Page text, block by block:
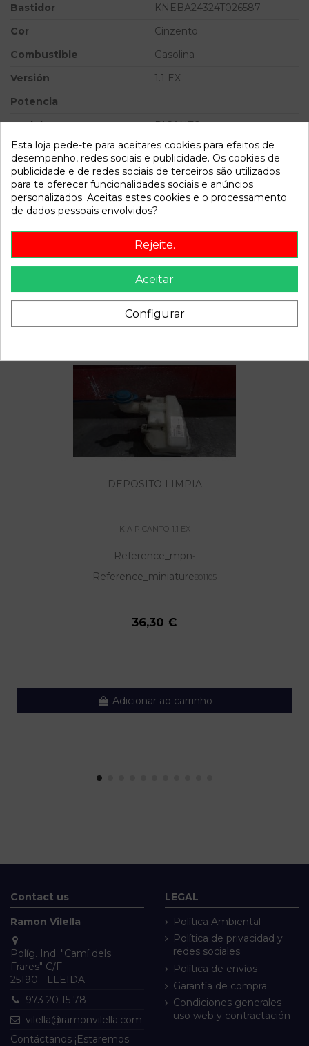
Bastidor
KNEBA24324T026587
Cor
Cinzento
Combustible
Gasolina
Versión
1.1 EX
Potencia
Modelo
PICANTO
Referência 801106
Disponível a partir de: 2022-04-06
Descrição
Recambio de deposito expansion para kia picanto 1.1 ex
referencia OEM IAM
Também poderá gostar
DEPOSITO LIMPIA
KIA PICANTO 1.1 EX
Reference_mpn-
Reference_miniature801105
36,30 €
Adicionar ao carrinho
Contact us
Ramon Vilella
Políg. Ind. "Camí dels
Frares" C/F
25190 - LLEIDA
973 20 15 78
vilella@ramonvilella.com
Contáctanos ¡Estaremos
LEGAL
Política Ambiental
Política de privacidad y
redes sociales
Política de envíos
Garantía de compra
Condiciones generales
uso web y contractación
Esta loja pede-te para aceitares cookies para efeitos de
desempenho, redes sociais e publicidade. Os cookies de
publicidade e de redes sociais de terceiros são utilizados
para te oferecer funcionalidades sociais e anúncios
personalizados. Aceitas estes cookies e o processamento
de dados pessoais envolvidos?
Rejeite.
Aceitar
Configurar